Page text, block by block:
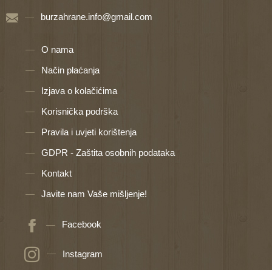
burzahrane.info@gmail.com
O nama
Način plaćanja
Izjava o kolačićima
Korisnička podrška
Pravila i uvjeti korištenja
GDPR - Zaštita osobnih podataka
Kontakt
Javite nam Vaše mišljenje!
Facebook
Instagram